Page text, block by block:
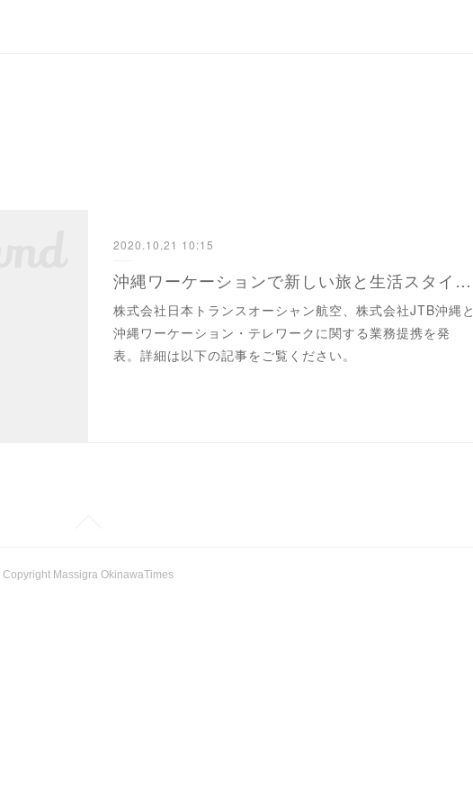
2020.10.21 10:15
沖縄ワーケーションで新しい旅と生活スタイルを！在沖企業3社でワーケーション環境整備の業務提携発表
株式会社日本トランスオーシャン航空、株式会社JTB沖縄と
沖縄ワーケーション・テレワークに関する業務提携を発
表。詳細は以下の記事をご覧ください。
Copyright Massigra OkinawaTimes